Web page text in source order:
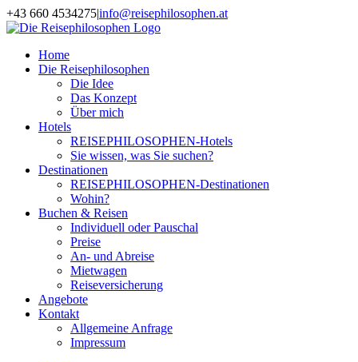
Zum
Inhalt
+43 660 4534275|info@reisephilosophen.at
Facebook
Instagram
LinkedIn
Pinterest
Home
Die Reisephilosophen
Die Idee
Das Konzept
Über mich
Hotels
REISEPHILOSOPHEN-Hotels
Sie wissen, was Sie suchen?
Destinationen
REISEPHILOSOPHEN-Destinationen
Wohin?
Buchen & Reisen
Individuell oder Pauschal
Preise
An- und Abreise
Mietwagen
Reiseversicherung
Angebote
Kontakt
Allgemeine Anfrage
Impressum